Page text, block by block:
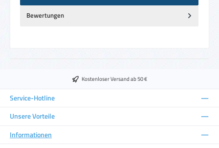
Bewertungen
Kostenloser Versand ab 50 €
Service-Hotline
Unsere Vorteile
Informationen